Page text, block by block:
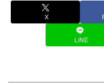
X
LINE